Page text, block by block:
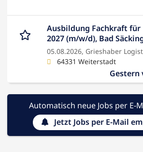
Ausbildung Fachkraft
2027 (m/w/d), Bad
05.08.2026, Grieshaber
64331 Weiterstadt
Automatisch neue Jobs per E-
Jetzt Jobs per E-Mail